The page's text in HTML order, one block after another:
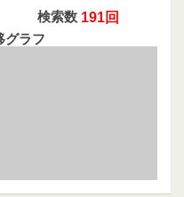
検索数 191回
グラフ